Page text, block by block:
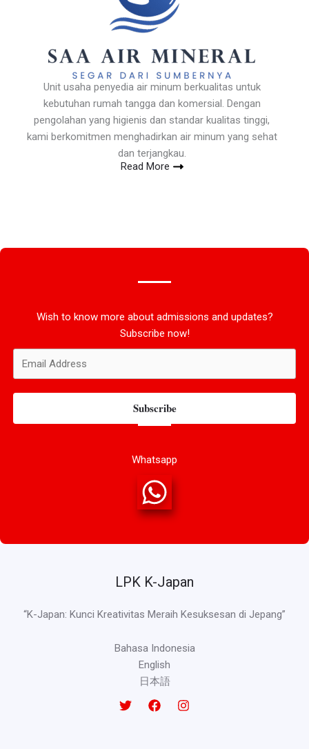
Unit usaha penyedia air minum berkualitas untuk
kebutuhan rumah tangga dan komersial. Dengan
pengolahan yang higienis dan standar kualitas tinggi,
kami berkomitmen menghadirkan air minum yang sehat
dan terjangkau.
Read More
Wish to know more about admissions and updates?
Subscribe now!
Subscribe
Whatsapp
LPK K-Japan
“K-Japan: Kunci Kreativitas Meraih Kesuksesan di Jepang”
Bahasa Indonesia
English
日本語